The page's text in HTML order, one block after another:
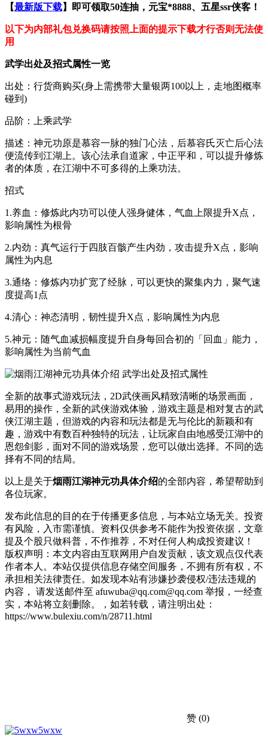
【最新版下载】即可领取50连抽，元宝*8888、五星ssr侠客！
以下为内部礼包兑换码请按照上面的提示下载才行否则无法使
用
武学出处及招式属性一览
出处：行货商购买(身上需携带大量银两100以上，走地图概率
碰到)
品阶：上乘武学
描述：神元功原是慕容一脉的独门心法，后慕容氏灭亡后心法
便流传到江湖上。该心法承自道家，中正平和，可以提升修炼
者的体质，在江湖中不可多得的上乘功法。
招式
1.养血：修炼此内功可以使人强身健体，气血上限提升X点，
影响属性为根骨
2.内劲：真气运行于四肢百骸产生内劲，攻击提升X点，影响
属性为内息
3.通络：修炼内功扩宽了经脉，可以更快的聚集内力，聚气速
度提高1点
4.清心：神态清明，韧性提升X点，影响属性为内息
5.神元：随气血减损幅度提升自身每回合初的「回血」能力，
影响属性为当前气血
全新的故事式游戏玩法，2D武侠画风精致清晰的场景画面，
易用的操作，全新的武侠游戏体验，游戏主题是相对复古的武
侠江湖主题，但游戏的内容和玩法都是无与伦比的新颖和有
趣，游戏中有数百种独特的玩法，让玩家自由地感受江湖中的
恩怨剑影，面对不同的游戏场景，您可以做出选择。不同的选
择有不同的结局。
以上是关于烟雨江湖神元功具体介绍的全部内容，希望帮助到
各位玩家。
发布此信息的目的在于传播更多信息，与本站立场无关。投资
有风险，入市需谨慎。资料仅供参考不能作为投资依据，文章
提及个股只做科普，不作推荐，不对任何人构成投资建议！
版权声明：本文内容由互联网用户自发贡献，该文观点仅代表
作者本人。本站仅提供信息存储空间服务，不拥有所有权，不
承担相关法律责任。如发现本站有涉嫌抄袭侵权/违法违规的
内容， 请发送邮件至 afuwuba@qq.com@qq.com 举报，一经查
实，本站将立刻删除。，如若转载，请注明出处：
https://www.bulexiu.com/n/28711.html
赞 (0)
5wxw